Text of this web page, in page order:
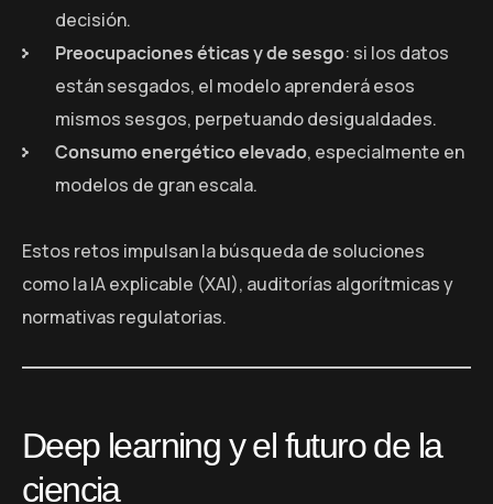
decisión.
Preocupaciones éticas y de sesgo: si los datos
están sesgados, el modelo aprenderá esos
mismos sesgos, perpetuando desigualdades.
Consumo energético elevado, especialmente en
modelos de gran escala.
Estos retos impulsan la búsqueda de soluciones
como la IA explicable (XAI), auditorías algorítmicas y
normativas regulatorias.
Deep learning y el futuro de la
ciencia